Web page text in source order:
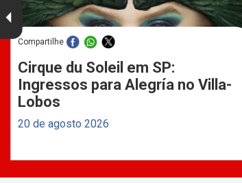
Compartilhe
Cirque du Soleil em SP:
Ingressos para Alegría no Villa-
Lobos
20 de agosto 2026